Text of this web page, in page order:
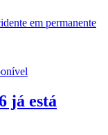
em permanente
já está